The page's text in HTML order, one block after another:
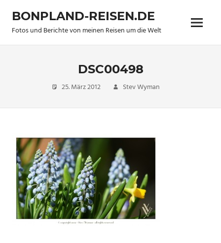
Inhalt
springen
BONPLAND-REISEN.DE
Fotos und Berichte von meinen Reisen um die Welt Menü
DSC00498
25. März 2012 Stev Wyman